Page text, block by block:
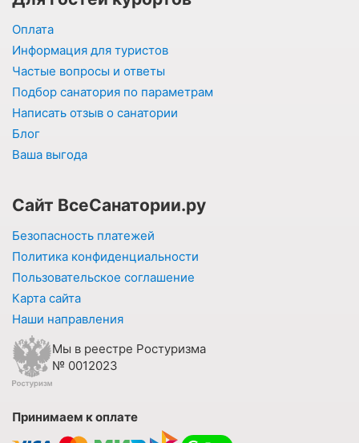
Оплата
Информация для туристов
Частые вопросы и ответы
Подбор санатория по параметрам
Написать отзыв о санатории
Блог
Ваша выгода
Сайт ВсеСанатории.ру
Безопасность платежей
Политика конфиденциальности
Пользовательское соглашение
Карта сайта
Наши направления
Мы в реестре Ростуризма
№ 0012023
Принимаем к оплате